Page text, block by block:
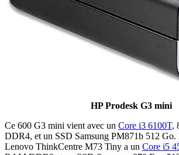
HP Prodesk G3 mini
Ce 600 G3 mini vient avec un Core i3 6100T,
DDR4, et un SSD Samsung PM871b 512 Go.
Lenovo ThinkCentre M73 Tiny a un Core i5